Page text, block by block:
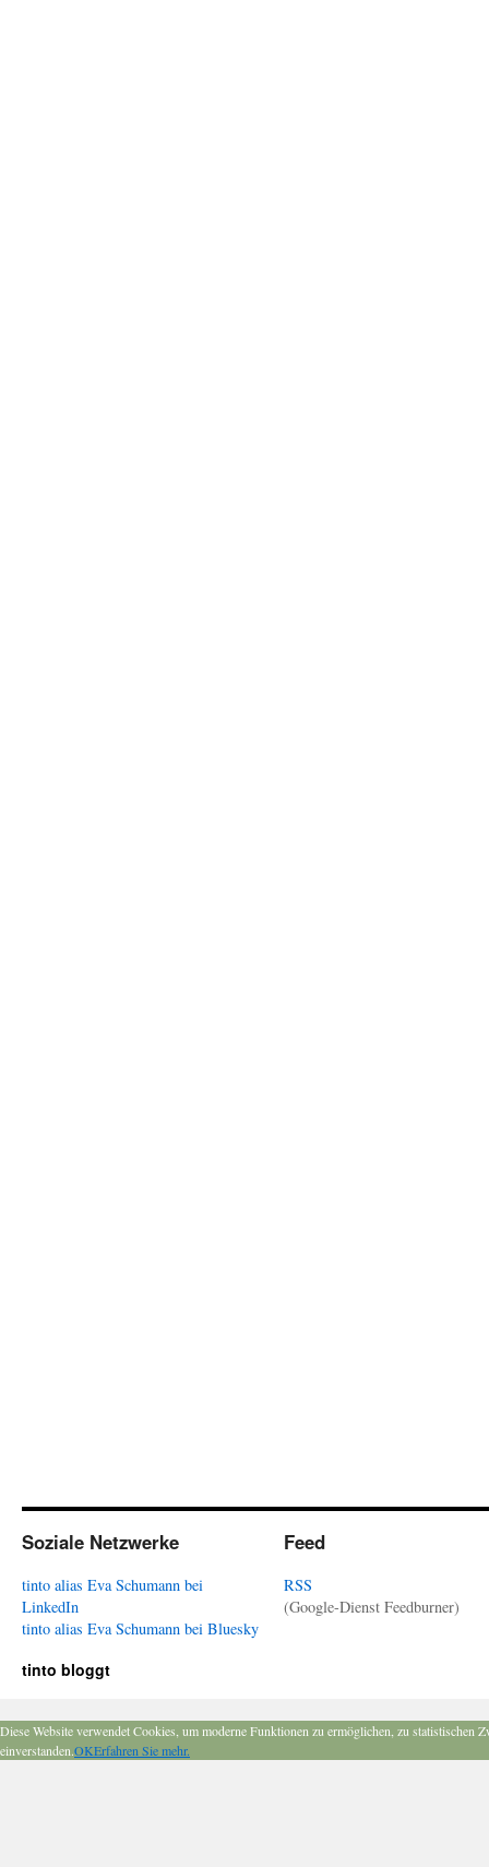
Soziale Netzwerke
tinto alias Eva Schumann bei
LinkedIn
tinto alias Eva Schumann bei Bluesky
Feed
RSS
(Google-Dienst Feedburner)
tinto bloggt
Diese Website verwendet Cookies, um moderne Funktionen zu ermöglichen, zu
einverstanden.OKErfahren Sie mehr.